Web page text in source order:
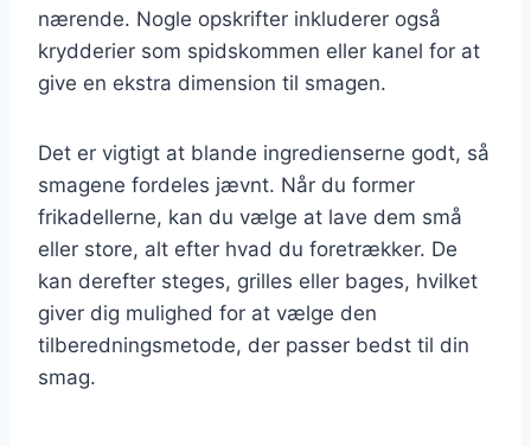
nærende. Nogle opskrifter inkluderer også
krydderier som spidskommen eller kanel for at
give en ekstra dimension til smagen.
Det er vigtigt at blande ingredienserne godt, så
smagene fordeles jævnt. Når du former
frikadellerne, kan du vælge at lave dem små
eller store, alt efter hvad du foretrækker. De
kan derefter steges, grilles eller bages, hvilket
giver dig mulighed for at vælge den
tilberedningsmetode, der passer bedst til din
smag.